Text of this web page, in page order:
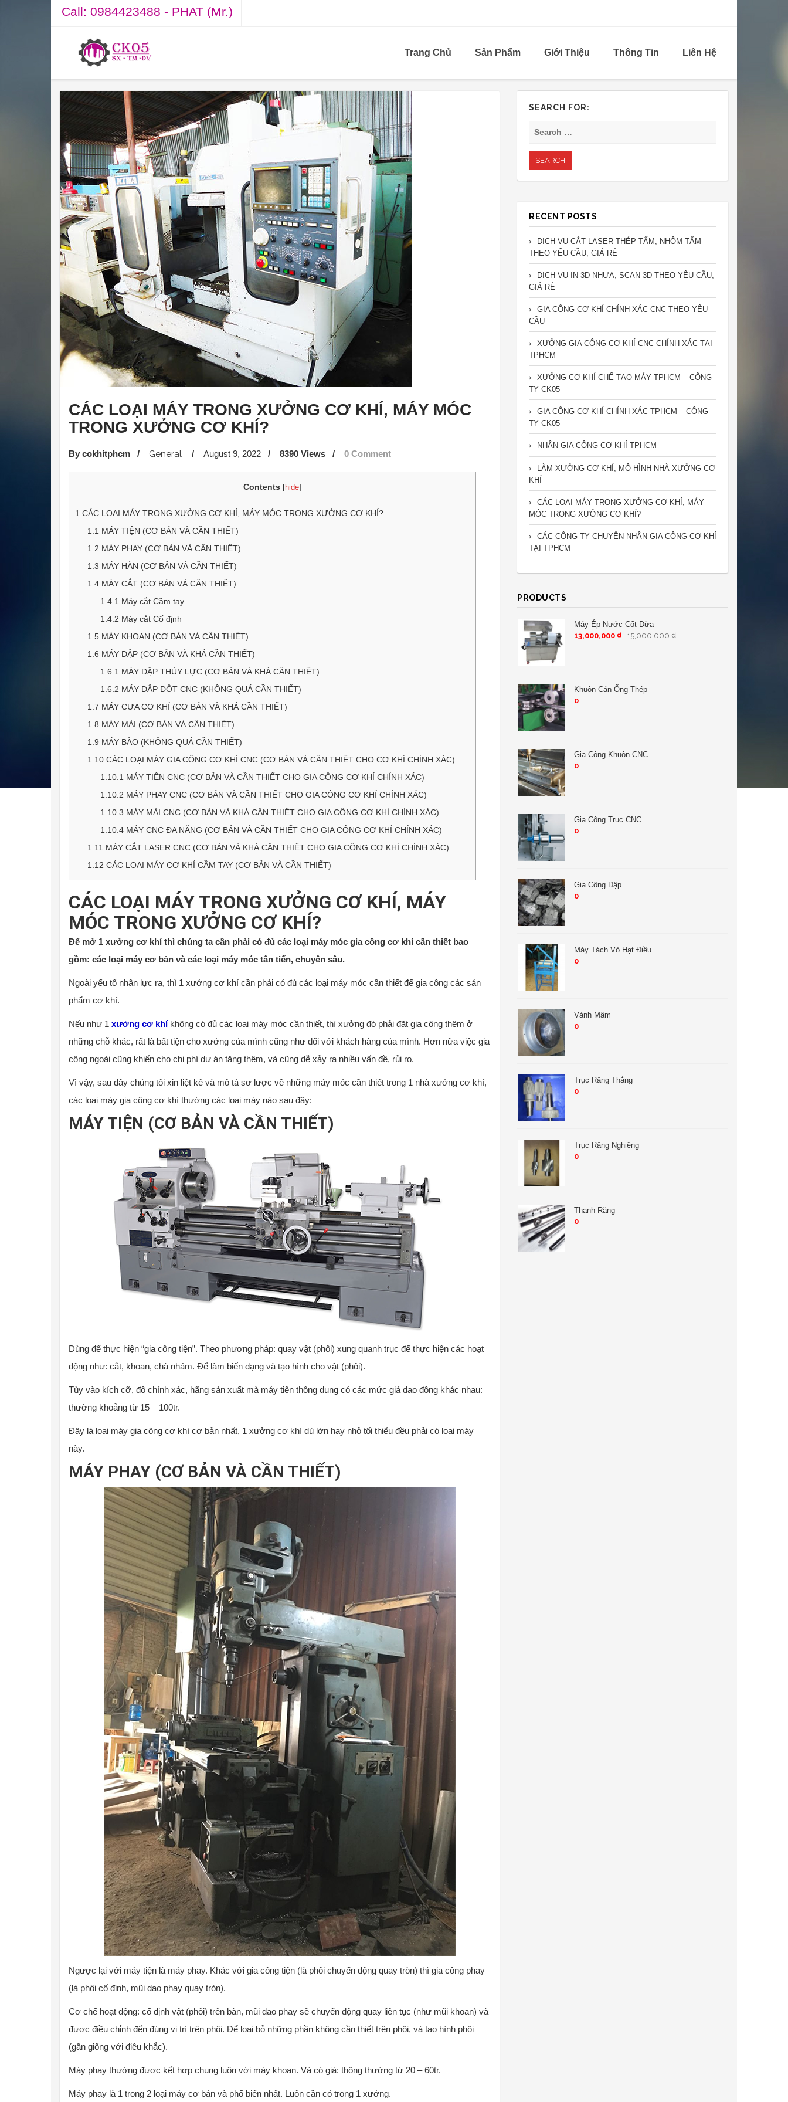
Call: 0984423488 - PHAT (Mr.)
Trang Chủ Sản Phẩm Giới Thiệu Thông Tin Liên Hệ
CÁC LOẠI MÁY TRONG XƯỞNG CƠ KHÍ, MÁY MÓC
TRONG XƯỞNG CƠ KHÍ?
By cokhitphcm / General / August 9, 2022 / 8390 Views / 0 Comment
Contents [hide]
1 CÁC LOẠI MÁY TRONG XƯỞNG CƠ KHÍ, MÁY MÓC TRONG XƯỞNG CƠ KHÍ?
1.1 MÁY TIỆN (CƠ BẢN VÀ CẦN THIẾT)
1.2 MÁY PHAY (CƠ BẢN VÀ CẦN THIẾT)
1.3 MÁY HÀN (CƠ BẢN VÀ CẦN THIẾT)
1.4 MÁY CẮT (CƠ BẢN VÀ CẦN THIẾT)
1.4.1 Máy cắt Cầm tay
1.4.2 Máy cắt Cố định
1.5 MÁY KHOAN (CƠ BẢN VÀ CẦN THIẾT)
1.6 MÁY DẬP (CƠ BẢN VÀ KHÁ CẦN THIẾT)
1.6.1 MÁY DẬP THỦY LỰC (CƠ BẢN VÀ KHÁ CẦN THIẾT)
1.6.2 MÁY DẬP ĐỘT CNC (KHÔNG QUÁ CẦN THIẾT)
1.7 MÁY CƯA CƠ KHÍ (CƠ BẢN VÀ KHÁ CẦN THIẾT)
1.8 MÁY MÀI (CƠ BẢN VÀ CẦN THIẾT)
1.9 MÁY BÀO (KHÔNG QUÁ CẦN THIẾT)
1.10 CÁC LOẠI MÁY GIA CÔNG CƠ KHÍ CNC (CƠ BẢN VÀ CẦN THIẾT CHO CƠ KHÍ CHÍNH XÁC)
1.10.1 MÁY TIỆN CNC (CƠ BẢN VÀ CẦN THIẾT CHO GIA CÔNG CƠ KHÍ CHÍNH XÁC)
1.10.2 MÁY PHAY CNC (CƠ BẢN VÀ CẦN THIẾT CHO GIA CÔNG CƠ KHÍ CHÍNH XÁC)
1.10.3 MÁY MÀI CNC (CƠ BẢN VÀ KHÁ CẦN THIẾT CHO GIA CÔNG CƠ KHÍ CHÍNH XÁC)
1.10.4MÁY CNC ĐA NĂNG (CƠ BẢN VÀ CẦN THIẾT CHO GIA CÔNG CƠ KHÍ CHÍNH XÁC)
1.11 MÁY CẮT LASER CNC (CƠ BẢN VÀ KHÁ CẦN THIẾT CHO GIA CÔNG CƠ KHÍ CHÍNH XÁC)
1.12 CÁC LOẠI MÁY CƠ KHÍ CẦM TAY (CƠ BẢN VÀ CẦN THIẾT)
CÁC LOẠI MÁY TRONG XƯỞNG CƠ KHÍ, MÁY
MÓC TRONG XƯỞNG CƠ KHÍ?
Để mở 1 xưởng cơ khí thì chúng ta cần phải có đủ các loại máy móc gia công cơ khí cần thiết bao
gồm: các loại máy cơ bản và các loại máy móc tân tiến, chuyên sâu.
Ngoài yếu tố nhân lực ra, thì 1 xưởng cơ khí cần phải có đủ các loại máy móc cần thiết để gia công các sản
phẩm cơ khí.
Nếu như 1 xưởng cơ khíkhông có đủ các loại máy móc cần thiết, thì xưởng đó phải đặt gia công thêm ở
những chỗ khác, rất là bất tiện cho xưởng của mình cũng như đối với khách hàng của mình. Hơn nữa việc gia
công ngoài cũng khiến cho chi phí dự án tăng thêm, và cũng dễ xảy ra nhiều vấn đề, rủi ro.
Vì vậy, sau đây chúng tôi xin liệt kê và mô tả sơ lược về những máy móc cần thiết trong 1 nhà xưởng cơ khí,
các loại máy gia công cơ khí thường các loại máy nào sau đây:
MÁY TIỆN (CƠ BẢN VÀ CẦN THIẾT)
Dùng để thực hiện “gia công tiện”. Theo phương pháp: quay vật (phôi) xung quanh trục để thực hiện các hoạt
động như: cắt, khoan, chà nhám. Để làm biến dạng và tạo hình cho vật (phôi).
Tùy vào kích cỡ, độ chính xác, hãng sản xuất mà máy tiện thông dụng có các mức giá dao động khác nhau:
thường khoảng từ 15 – 100tr.
Đây là loại máy gia công cơ khí cơ bản nhất, 1 xưởng cơ khí dù lớn hay nhỏ tối thiểu đều phải có loại máy
này.
MÁY PHAY (CƠ BẢN VÀ CẦN THIẾT)
Ngược lại với máy tiện là máy phay. Khác với gia công tiện (là phôi chuyển động quay tròn) thì gia công phay
(là phôi cố định, mũi dao phay quay tròn).
Cơ chế hoạt động: cố định vật (phôi) trên bàn, mũi dao phay sẽ chuyển động quay liên tục (như mũi khoan) và
được điều chỉnh đến đúng vị trí trên phôi. Để loại bỏ những phần không cần thiết trên phôi, và tạo hình phôi
(gần giống với điêu khắc).
Máy phay thường được kết hợp chung luôn với máy khoan. Và có giá: thông thường từ 20 – 60tr.
Máy phay là 1 trong 2 loại máy cơ bản và phổ biến nhất. Luôn cần có trong 1 xưởng.
SEARCH FOR:
RECENT POSTS
DỊCH VỤ CẮT LASER THÉP TẤM, NHÔM TẤM
THEO YẾU CẦU, GIÁ RẺ
DỊCH VỤ IN 3D NHỰA, SCAN 3D THEO YÊU CẦU,
GIÁ RẺ
GIA CÔNG CƠ KHÍ CHÍNH XÁC CNC THEO YÊU
CẦU
XƯỞNG GIA CÔNG CƠ KHÍ CNC CHÍNH XÁC TẠI
TPHCM
XƯỞNG CƠ KHÍ CHẾ TẠO MÁY TPHCM – CÔNG
TY CK05
GIA CÔNG CƠ KHÍ CHÍNH XÁC TPHCM – CÔNG
TY CK05
NHẬN GIA CÔNG CƠ KHÍ TPHCM
LÀM XƯỞNG CƠ KHÍ, MÔ HÌNH NHÀ XƯỞNG CƠ
KHÍ
CÁC LOẠI MÁY TRONG XƯỞNG CƠ KHÍ, MÁY
MÓC TRONG XƯỞNG CƠ KHÍ?
CÁC CÔNG TY CHUYÊN NHẬN GIA CÔNG CƠ KHÍ
TẠI TPHCM
PRODUCTS
Máy Ép Nước Cốt Dừa
13,000,000 ₫ 15,000,000₫
Khuôn Cán Ống Thép
0
Gia Công Khuôn CNC
0
Gia Công Trục CNC
0
Gia Công Dập
0
Máy Tách Vỏ Hạt Điều
0
Vành Mâm
0
Trục Răng Thẳng
0
Trục Răng Nghiêng
0
Thanh Răng
0